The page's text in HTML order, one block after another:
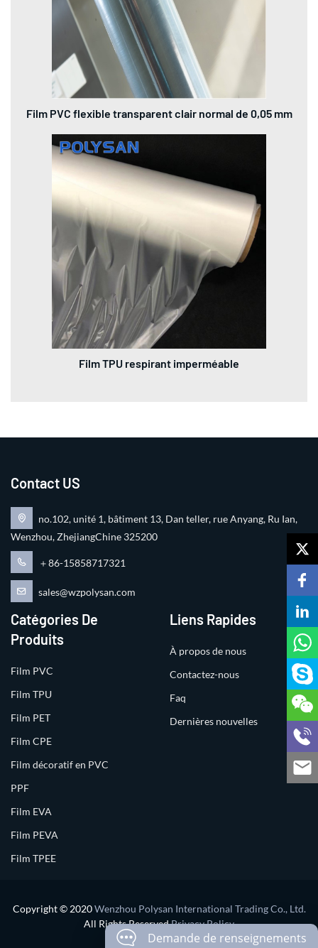
Film PVC flexible transparent clair normal de 0,05 mm
Film TPU respirant imperméable
Contact US
no.102, unité 1, bâtiment 13, Dan teller, rue Anyang, Ru Ian,
Wenzhou, ZhejiangChine 325200
＋86-15858717321
sales@wzpolysan.com
Catégories De
Produits
Film PVC
Film TPU
Film PET
Film CPE
Film décoratif en PVC
PPF
Film EVA
Film PEVA
Film TPEE
Liens Rapides
À propos de nous
Contactez-nous
Faq
Dernières nouvelles
Copyright © 2020Wenzhou Polysan International Trading Co., Ltd.
All Rights ReservedPrivacy Policy
Demande de renseignements